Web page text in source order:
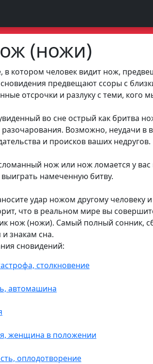
(ножи)
в котором человек видит нож,
сновидения предвещают ссоры с
отсрочки и разлуку с теми, кого
во сне острый как бритва
разочарования. Возможно, неудачи
и происков ваших недругов.
нож или нож ломается у вас
намеченную битву.
удар ножом другому человеку
что в реальном мире вы
нож (ножи). Самый полный сонник,
знакам сна.
сновидений:
столкновение
автомашина
женщина в положении
оплодотворение